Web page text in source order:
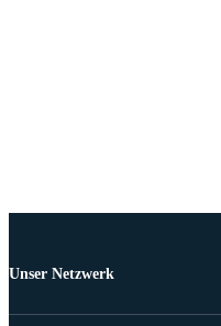
Unser Netzwerk